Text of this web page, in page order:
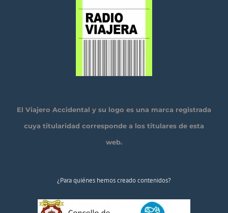
El Viajero Accidental y su logo es una marca registrada
cuya titularidad corresponde a los titulares de esta
web.
¿Para quiénes hemos creado contenidos?